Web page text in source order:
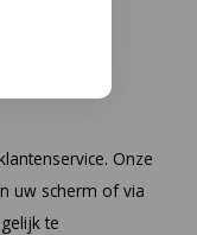
Onze
uw scherm of via
te